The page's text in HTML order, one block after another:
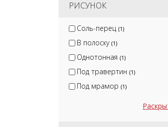
РИСУНОК
Соль-перец (1)
В полоску (1)
Однотонная (1)
Под травертин (1)
Под мрамор (1)